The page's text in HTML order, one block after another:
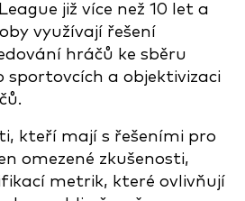
již více než 10 let a
využívají řešení
hráčů ke sběru
sportovcích a objektivizaci
kteří mají s řešeními pro
omezené zkušenosti,
metrik, které ovlivňují